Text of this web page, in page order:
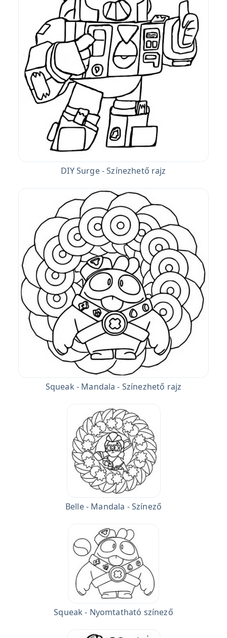
DIY Surge - Színezhető rajz
Squeak - Mandala - Színezhető rajz
Belle - Mandala - Színező
Squeak - Nyomtatható színező